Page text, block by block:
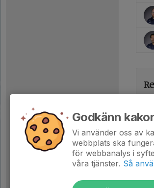
Godkänn kakor
Vi använder oss av
webbplats ska
för webbanalys i
våra tjänster. Så